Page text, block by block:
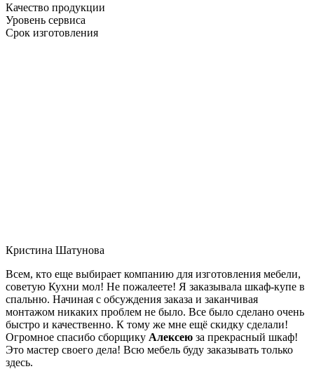
Качество продукции
Уровень сервиса
Срок изготовления
Кристина Шатунова
Всем, кто еще выбирает компанию для изготовления мебели,
советую Кухни мол! Не пожалеете! Я заказывала шкаф-купе в
спальню. Начиная с обсуждения заказа и заканчивая
монтажом никаких проблем не было. Все было сделано очень
быстро и качественно. К тому же мне ещё скидку сделали!
Огромное спасибо сборщику Алексею за прекрасный шкаф!
Это мастер своего дела! Всю мебель буду заказывать только
здесь.